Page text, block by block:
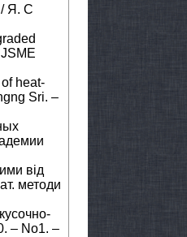
/ Я. С
heat-
Sri. –
від
методи
– No1. –